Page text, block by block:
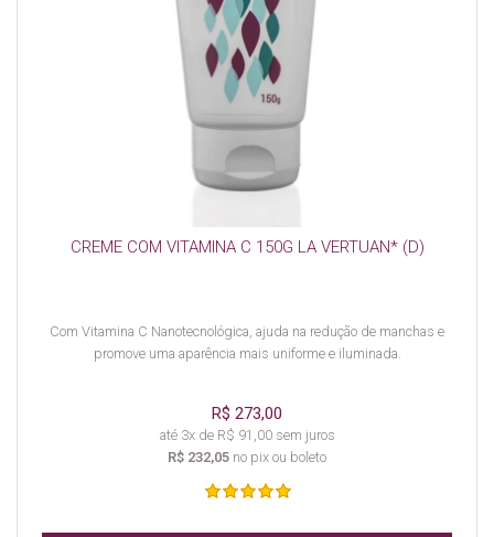
CREME COM VITAMINA C 150G LA VERTUAN* (D)
Com Vitamina C Nanotecnológica, ajuda na redução de manchas e
promove uma aparência mais uniforme e iluminada.
R$ 273,00
até 3x de R$ 91,00 sem juros
R$ 232,05 no pix ou boleto